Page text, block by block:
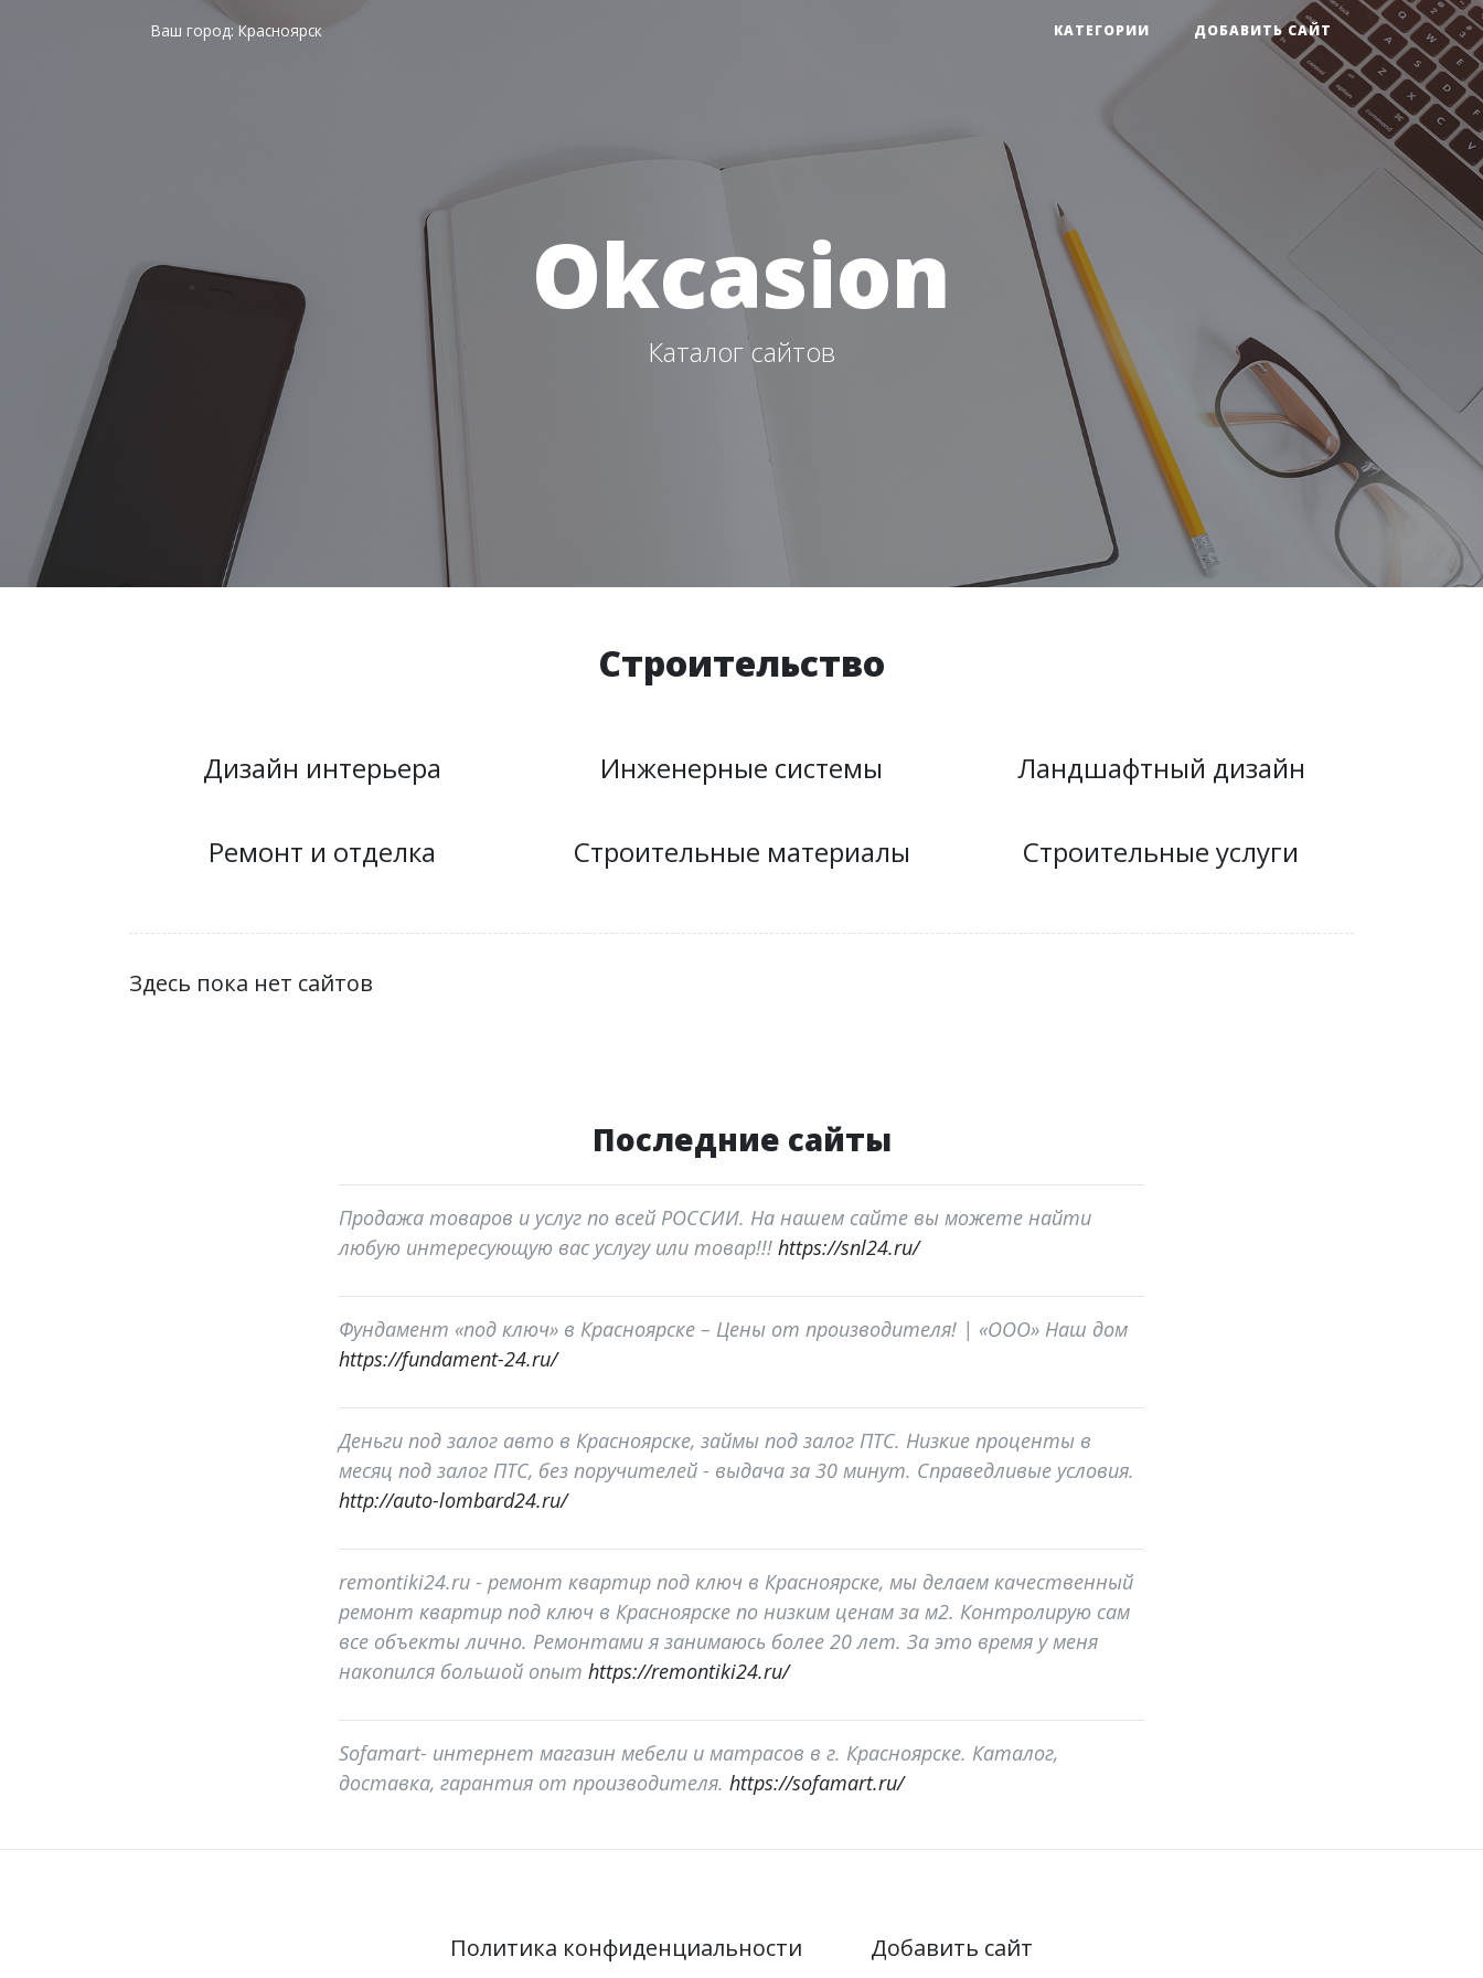
Ваш город:Красноярск КАТЕГОРИИ ДОБАВИТЬ САЙТ
Okcasion
Каталог сайтов
Строительство
Дизайн интерьера Инженерные системы Ландшафтный дизайн
Ремонт и отделка Строительные материалы Строительные услуги
Здесь пока нет сайтов
Последние сайты
Продажа товаров и услуг по всей РОССИИ. На нашем сайте вы можете найти
любую интересующую вас услугу или товар!!! https://snl24.ru/
Фундамент «под ключ» в Красноярске – Цены от производителя! | «ООО» Наш дом
https://fundament-24.ru/
Деньги под залог авто в Красноярске, займы под залог ПТС. Низкие проценты в
месяц под залог ПТС, без поручителей - выдача за 30 минут. Справедливые условия.
http://auto-lombard24.ru/
remontiki24.ru - ремонт квартир под ключ в Красноярске, мы делаем качественный
ремонт квартир под ключ в Красноярске по низким ценам за м2. Контролирую сам
все объекты лично. Ремонтами я занимаюсь более 20 лет. За это время у меня
накопился большой опыт https://remontiki24.ru/
Sofamart- интернет магазин мебели и матрасов в г. Красноярске. Каталог,
доставка, гарантия от производителя. https://sofamart.ru/
Политика конфиденциальности Добавить сайт